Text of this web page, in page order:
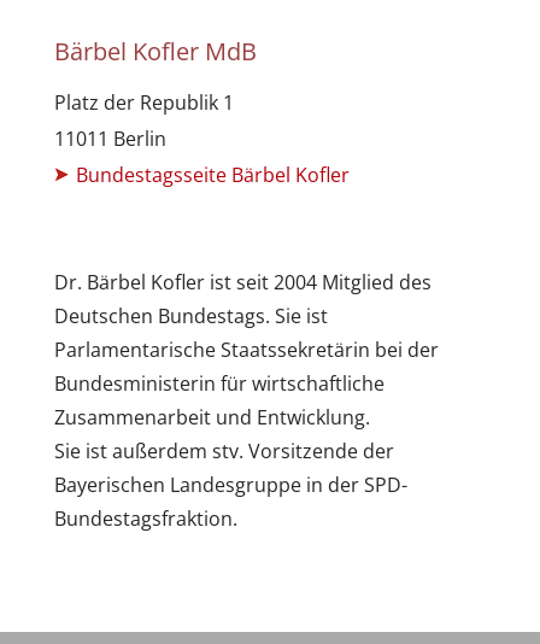
Bärbel Kofler MdB
Platz der Republik 1
11011 Berlin
Bundestagsseite Bärbel Kofler
Dr. Bärbel Kofler ist seit 2004 Mitglied des
Deutschen Bundestags. Sie ist
Parlamentarische Staatssekretärin bei der
Bundesministerin für wirtschaftliche
Zusammenarbeit und Entwicklung.
Sie ist außerdem stv. Vorsitzende der
Bayerischen Landesgruppe in der SPD-
Bundestagsfraktion.